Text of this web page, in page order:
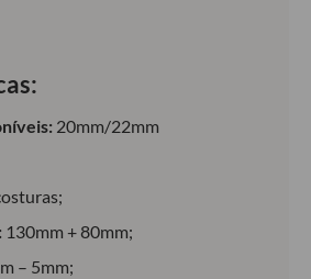
20mm/22mm
130mm + 80mm;
– 5mm;